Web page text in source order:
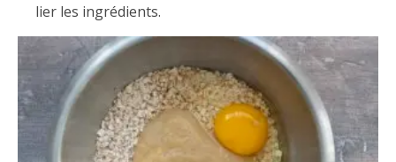
lier les ingrédients.